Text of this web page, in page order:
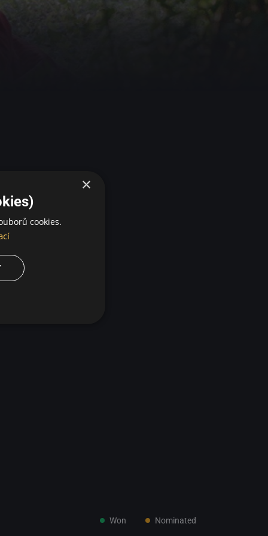
však změní
otce
duchem
obrazy,
Won Nominated
×
cookies.